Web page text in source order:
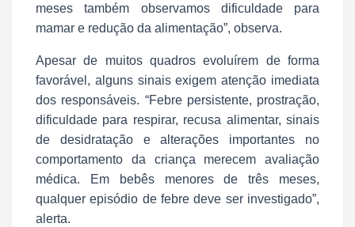
meses também observamos dificuldade para
mamar e redução da alimentação”, observa.
Apesar de muitos quadros evoluírem de forma
favorável, alguns sinais exigem atenção imediata
dos responsáveis. “Febre persistente, prostração,
dificuldade para respirar, recusa alimentar, sinais
de desidratação e alterações importantes no
comportamento da criança merecem avaliação
médica. Em bebês menores de três meses,
qualquer episódio de febre deve ser investigado”,
alerta.